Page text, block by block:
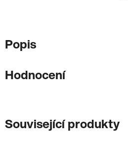
Popis
Hodnocení
Související produkty